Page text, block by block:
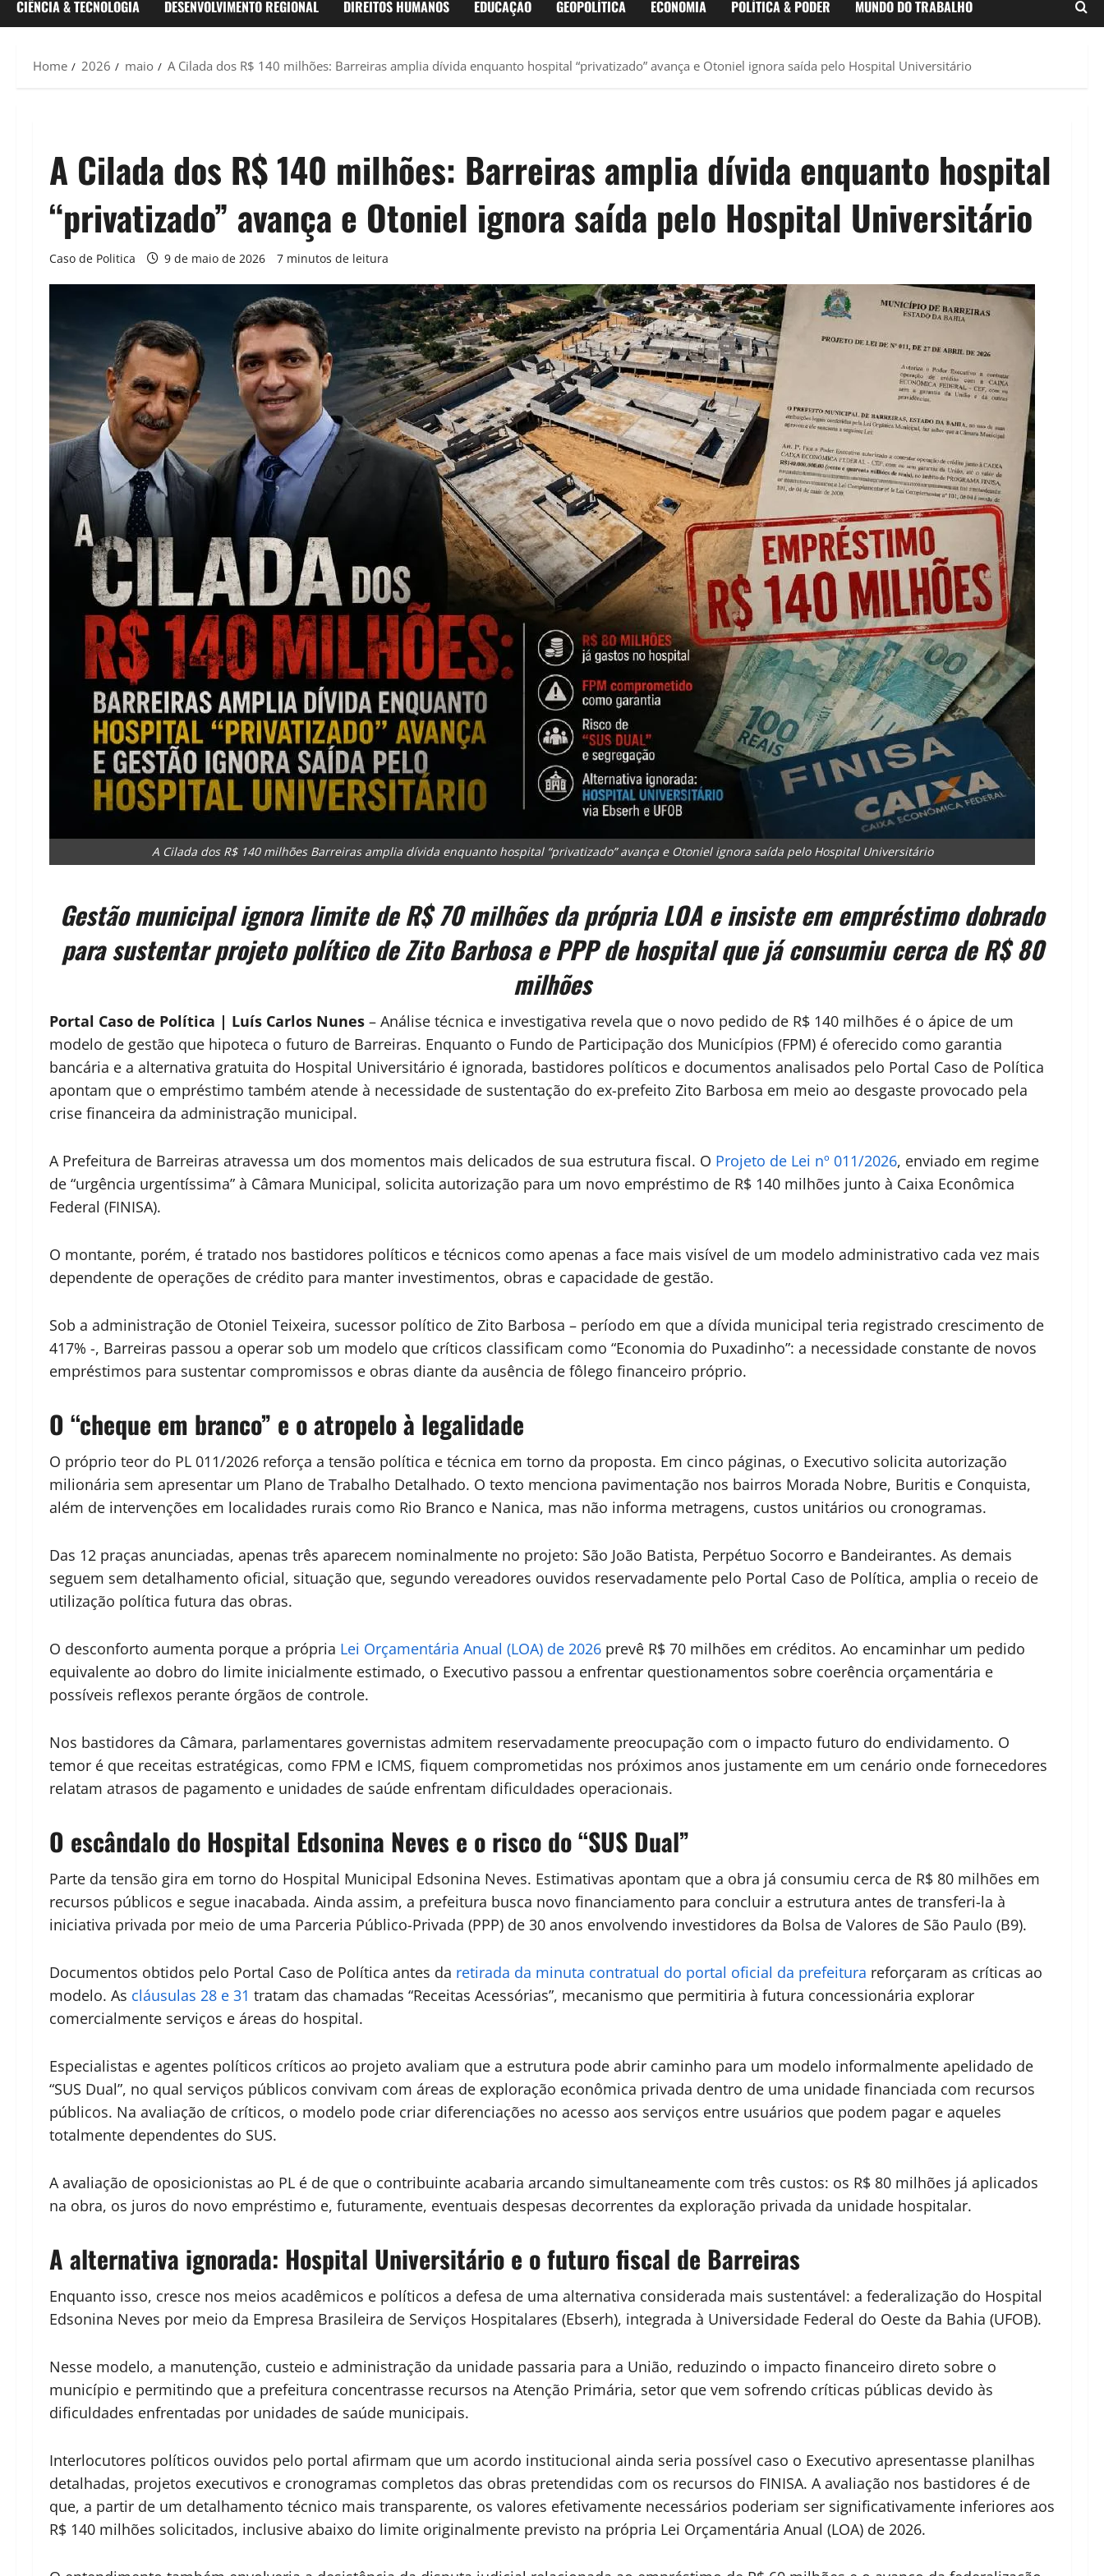
CIÊNCIA & TECNOLOGIA DESENVOLVIMENTO REGIONAL DIREITOS HUMANOS EDUCAÇÃO GEOPOLÍTICA ECONOMIA POLÍTICA & PODER MUNDO DO TRABALHO
Home 2026 maio A Cilada dos R$ 140 milhões: Barreiras amplia dívida enquanto hospital “privatizado” avança e Otoniel ignora saída pelo Hospital Universitário
A Cilada dos R$ 140 milhões: Barreiras amplia dívida enquanto hospital
“privatizado” avança e Otoniel ignora saída pelo Hospital Universitário
Caso de Politica 9 de maio de 2026 7 minutos de leitura
A Cilada dos R$ 140 milhões Barreiras amplia dívida enquanto hospital “privatizado” avança e Otoniel ignora saída pelo Hospital Universitário
Gestão municipal ignora limite de R$ 70 milhões da própria LOA e insiste em empréstimo dobrado
para sustentar projeto político de Zito Barbosa e PPP de hospital que já consumiu cerca de R$ 80
milhões
Portal Caso de Política | Luís Carlos Nunes – Análise técnica e investigativa revela que o novo pedido de R$ 140 milhões é o ápice de um
modelo de gestão que hipoteca o futuro de Barreiras. Enquanto o Fundo de Participação dos Municípios (FPM) é oferecido como garantia
bancária e a alternativa gratuita do Hospital Universitário é ignorada, bastidores políticos e documentos analisados pelo Portal Caso de Política
apontam que o empréstimo também atende à necessidade de sustentação do ex-prefeito Zito Barbosa em meio ao desgaste provocado pela
crise financeira da administração municipal.
A Prefeitura de Barreiras atravessa um dos momentos mais delicados de sua estrutura fiscal. O Projeto de Lei nº 011/2026, enviado em regime
de “urgência urgentíssima” à Câmara Municipal, solicita autorização para um novo empréstimo de R$ 140 milhões junto à Caixa Econômica
Federal (FINISA).
O montante, porém, é tratado nos bastidores políticos e técnicos como apenas a face mais visível de um modelo administrativo cada vez mais
dependente de operações de crédito para manter investimentos, obras e capacidade de gestão.
Sob a administração de Otoniel Teixeira, sucessor político de Zito Barbosa – período em que a dívida municipal teria registrado crescimento de
417% -, Barreiras passou a operar sob um modelo que críticos classificam como “Economia do Puxadinho”: a necessidade constante de novos
empréstimos para sustentar compromissos e obras diante da ausência de fôlego financeiro próprio.
O “cheque em branco” e o atropelo à legalidade
O próprio teor do PL 011/2026 reforça a tensão política e técnica em torno da proposta. Em cinco páginas, o Executivo solicita autorização
milionária sem apresentar um Plano de Trabalho Detalhado. O texto menciona pavimentação nos bairros Morada Nobre, Buritis e Conquista,
além de intervenções em localidades rurais como Rio Branco e Nanica, mas não informa metragens, custos unitários ou cronogramas.
Das 12 praças anunciadas, apenas três aparecem nominalmente no projeto: São João Batista, Perpétuo Socorro e Bandeirantes. As demais
seguem sem detalhamento oficial, situação que, segundo vereadores ouvidos reservadamente pelo Portal Caso de Política, amplia o receio de
utilização política futura das obras.
O desconforto aumenta porque a própria Lei Orçamentária Anual (LOA) de 2026 prevê R$ 70 milhões em créditos. Ao encaminhar um pedido
equivalente ao dobro do limite inicialmente estimado, o Executivo passou a enfrentar questionamentos sobre coerência orçamentária e
possíveis reflexos perante órgãos de controle.
Nos bastidores da Câmara, parlamentares governistas admitem reservadamente preocupação com o impacto futuro do endividamento. O
temor é que receitas estratégicas, como FPM e ICMS, fiquem comprometidas nos próximos anos justamente em um cenário onde fornecedores
relatam atrasos de pagamento e unidades de saúde enfrentam dificuldades operacionais.
O escândalo do Hospital Edsonina Neves e o risco do “SUS Dual”
Parte da tensão gira em torno do Hospital Municipal Edsonina Neves. Estimativas apontam que a obra já consumiu cerca de R$ 80 milhões em
recursos públicos e segue inacabada. Ainda assim, a prefeitura busca novo financiamento para concluir a estrutura antes de transferi-la à
iniciativa privada por meio de uma Parceria Público-Privada (PPP) de 30 anos envolvendo investidores da Bolsa de Valores de São Paulo (B9).
Documentos obtidos pelo Portal Caso de Política antes da retirada da minuta contratual do portal oficial da prefeitura reforçaram as críticas ao
modelo. As cláusulas 28 e 31 tratam das chamadas “Receitas Acessórias”, mecanismo que permitiria à futura concessionária explorar
comercialmente serviços e áreas do hospital.
Especialistas e agentes políticos críticos ao projeto avaliam que a estrutura pode abrir caminho para um modelo informalmente apelidado de
“SUS Dual”, no qual serviços públicos convivam com áreas de exploração econômica privada dentro de uma unidade financiada com recursos
públicos. Na avaliação de críticos, o modelo pode criar diferenciações no acesso aos serviços entre usuários que podem pagar e aqueles
totalmente dependentes do SUS.
A avaliação de oposicionistas ao PL é de que o contribuinte acabaria arcando simultaneamente com três custos: os R$ 80 milhões já aplicados
na obra, os juros do novo empréstimo e, futuramente, eventuais despesas decorrentes da exploração privada da unidade hospitalar.
A alternativa ignorada: Hospital Universitário e o futuro fiscal de Barreiras
Enquanto isso, cresce nos meios acadêmicos e políticos a defesa de uma alternativa considerada mais sustentável: a federalização do Hospital
Edsonina Neves por meio da Empresa Brasileira de Serviços Hospitalares (Ebserh), integrada à Universidade Federal do Oeste da Bahia (UFOB).
Nesse modelo, a manutenção, custeio e administração da unidade passaria para a União, reduzindo o impacto financeiro direto sobre o
município e permitindo que a prefeitura concentrasse recursos na Atenção Primária, setor que vem sofrendo críticas públicas devido às
dificuldades enfrentadas por unidades de saúde municipais.
Interlocutores políticos ouvidos pelo portal afirmam que um acordo institucional ainda seria possível caso o Executivo apresentasse planilhas
detalhadas, projetos executivos e cronogramas completos das obras pretendidas com os recursos do FINISA. A avaliação nos bastidores é de
que, a partir de um detalhamento técnico mais transparente, os valores efetivamente necessários poderiam ser significativamente inferiores aos
R$ 140 milhões solicitados, inclusive abaixo do limite originalmente previsto na própria Lei Orçamentária Anual (LOA) de 2026.